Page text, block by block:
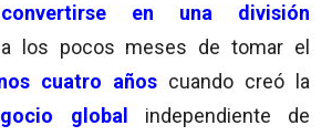
en una división
a los pocos meses de tomar el
cuatro años cuando creó
la
global
independiente de